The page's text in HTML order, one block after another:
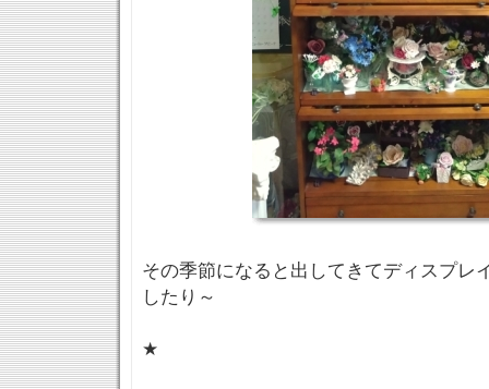
その季節になると出してきてディスプ
したり～
★